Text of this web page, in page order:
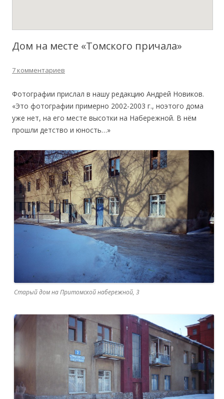
Дом на месте «Томского причала»
7 комментариев
Фотографии прислал в нашу редакцию Андрей Новиков.
«Это фотографии примерно 2002-2003 г., ноэтого дома
уже нет, на его месте высотки на Набережной. В нём
прошли детство и юность…»
Старый дом на Притомской набережной, 3